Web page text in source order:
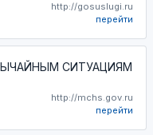
http://gosuslugi.ru
перейти
СИТУАЦИЯМ
http://mchs.gov.ru
перейти